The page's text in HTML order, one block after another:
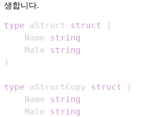
생합니다.
type aStruct struct
{
    Name
string
    Male
string
}
type aStructCopy struct
{
    Name
string
    Male
string